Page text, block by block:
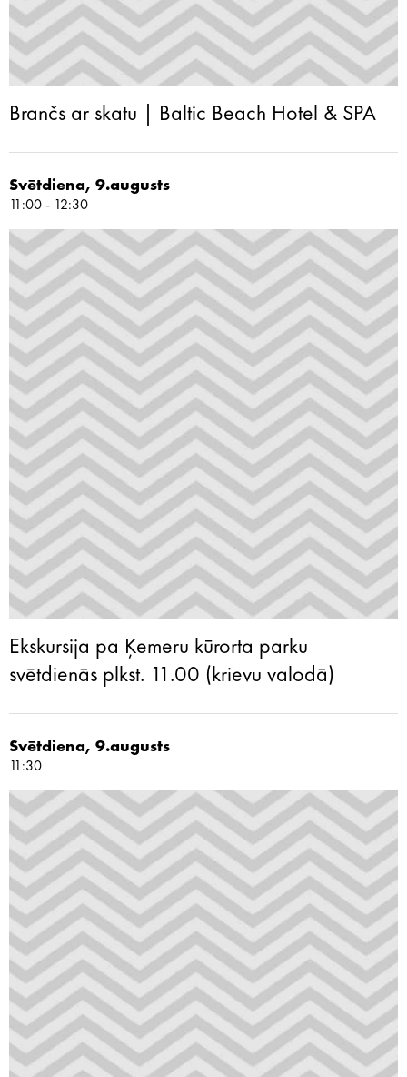
Brančs ar skatu | Baltic Beach Hotel & SPA
Svētdiena, 9.augusts
11:00 - 12:30
Ekskursija pa Ķemeru kūrorta parku
svētdienās plkst. 11.00 (krievu valodā)
Svētdiena, 9.augusts
11:30